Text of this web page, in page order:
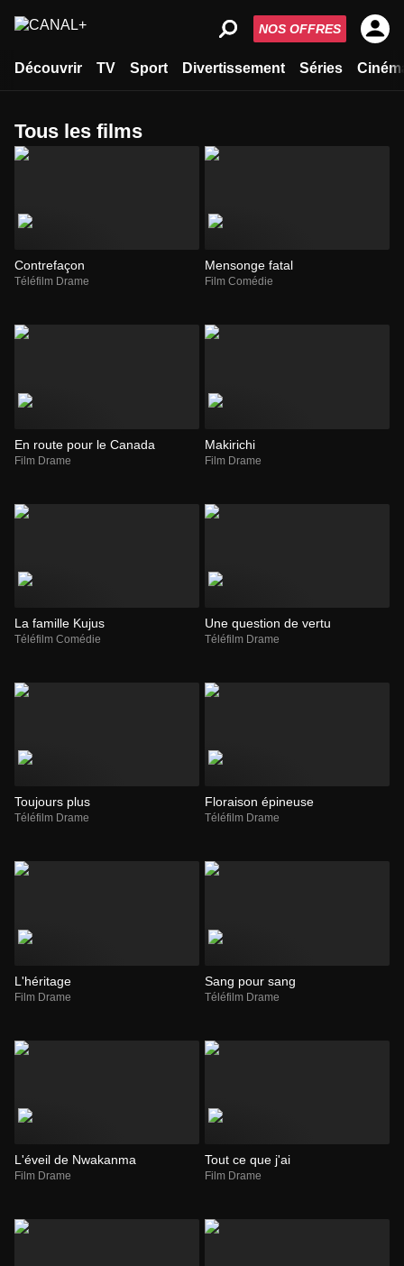
Découvrir TV Sport Divertissement Séries
NOS OFFRES
Tous les films
Contrefaçon
Téléfilm Drame
Mensonge fatal
Film Comédie
En route pour le Canada
Film Drame
Makirichi
Film Drame
La famille Kujus
Téléfilm Comédie
Une question de vertu
Téléfilm Drame
Toujours plus
Téléfilm Drame
Floraison épineuse
Téléfilm Drame
L'héritage
Film Drame
Sang pour sang
Téléfilm Drame
L'éveil de Nwakanma
Film Drame
Tout ce que j'ai
Film Drame